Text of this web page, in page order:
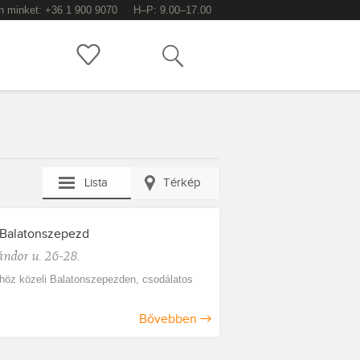
minket: +36 1 900 9070 H–P: 9.00–17.00
Lista Térkép
Balatonszepezd
u. 26-28.
közeli Balatonszepezden, csodálatos
Bővebben →